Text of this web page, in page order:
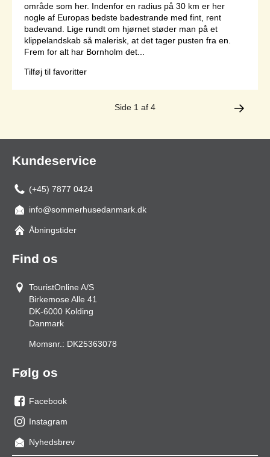
område som her. Indenfor en radius på 30 km er her
nogle af Europas bedste badestrande med fint, rent
badevand. Lige rundt om hjørnet støder man på et
klippelandskab så malerisk, at det tager pusten fra en.
Frem for alt har Bornholm det...
Tilføj til favoritter
Side 1 af 4
Kundeservice
(+45) 7877 0424
info@sommerhusedanmark.dk
Åbningstider
Find os
TouristOnline A/S
Birkemose Alle 41
DK-6000 Kolding
Danmark
Momsnr.: DK25363078
Følg os
os
på
facebook
Facebook
os
på
Instagram
Nyhedsbrev